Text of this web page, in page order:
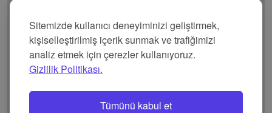
Sitemizde kullanıcı deneyiminizi geliştirmek,
kişiselleştirilmiş içerik sunmak ve trafiğimizi
analiz etmek için çerezler kullanıyoruz.
Gizlilik Politikası.
Tümünü kabul et